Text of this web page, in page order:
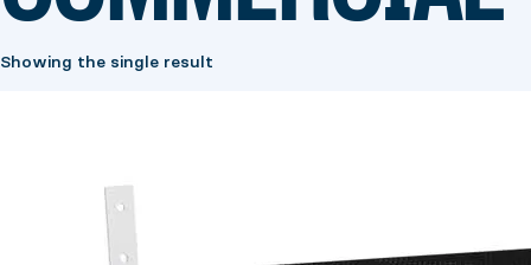
Showing the single result